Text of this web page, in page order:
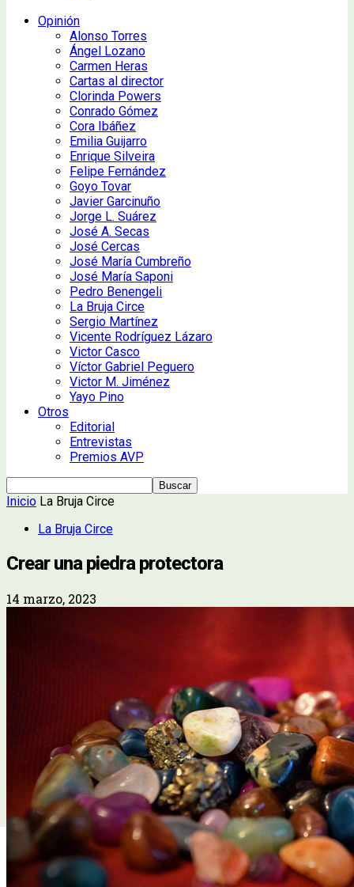
Opinión
Alonso Torres
Ángel Lozano
Carmen Heras
Cartas al director
Clorinda Powers
Conrado Gómez
Cora Ibáñez
Emilia Guijarro
Enrique Silveira
Felipe Fernández
Goyo Tovar
Javier Garcinuño
Jorge L. Suárez
José A. Secas
José Cercas
José María Cumbreño
José María Saponi
Pedro Benengeli
La Bruja Circe
Sergio Martínez
Vicente Rodríguez Lázaro
Victor Casco
Víctor Gabriel Peguero
Victor M. Jiménez
Yayo Pino
Otros
Editorial
Entrevistas
Premios AVP
Inicio La Bruja Circe
La Bruja Circe
Crear una piedra protectora
14 marzo, 2023